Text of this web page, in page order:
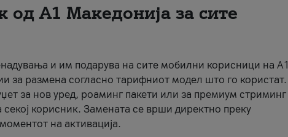
од А1 Македонија за сите
и им подарува на сите мобилни корисници на A1
за размена согласно тарифниот модел што го користат.
за нов уред, роаминг пакети или за премиум стриминг
корисник. Замената се врши директно преку
на активација.